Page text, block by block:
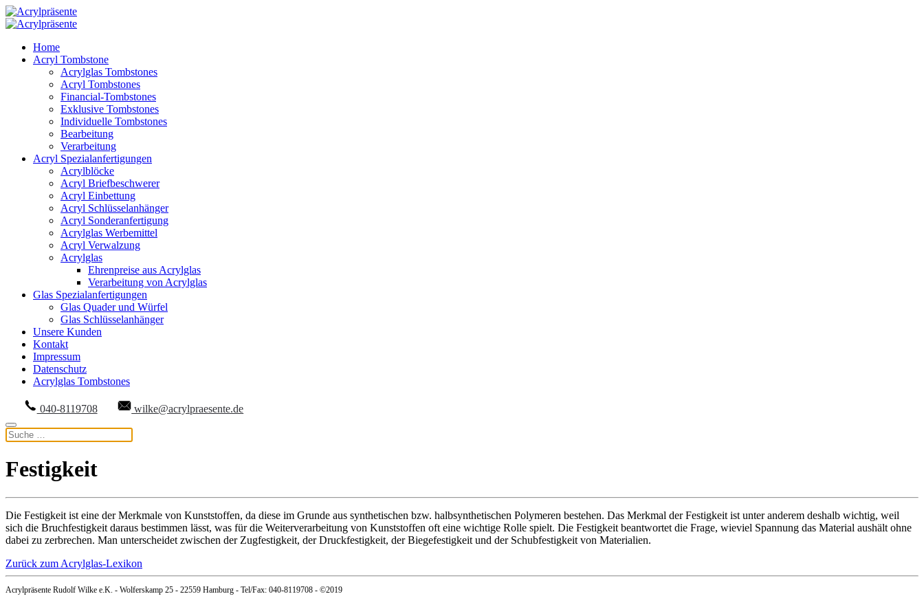
Home
Acryl Tombstone
Acrylglas Tombstones
Acryl Tombstones
Financial-Tombstones
Exklusive Tombstones
Individuelle Tombstones
Bearbeitung
Verarbeitung
Acryl Spezialanfertigungen
Acrylblöcke
Acryl Briefbeschwerer
Acryl Einbettung
Acryl Schlüsselanhänger
Acryl Sonderanfertigung
Acrylglas Werbemittel
Acryl Verwalzung
Acrylglas
Ehrenpreise aus Acrylglas
Verarbeitung von Acrylglas
Glas Spezialanfertigungen
Glas Quader und Würfel
Glas Schlüsselanhänger
Unsere Kunden
Kontakt
Impressum
Datenschutz
Acrylglas Tombstones
040-8119708 wilke@acrylpraesente.de
Festigkeit
Die Festigkeit ist eine der Merkmale von Kunststoffen, da diese im Grunde aus synthetischen bzw. halbsynthetischen Polymeren bestehen. Das Merkmal der Festigkeit ist unter anderem deshalb wichtig, weil
sich die Bruchfestigkeit daraus bestimmen lässt, was für die Weiterverarbeitung von Kunststoffen oft eine wichtige Rolle spielt. Die Festigkeit beantwortet die Frage, wieviel Spannung das Material aushält ohne
dabei zu zerbrechen. Man unterscheidet zwischen der Zugfestigkeit, der Druckfestigkeit, der Biegefestigkeit und der Schubfestigkeit von Materialien.
Zurück zum Acrylglas-Lexikon
Acrylpräsente Rudolf Wilke e.K. - Wolferskamp 25 - 22559 Hamburg - Tel/Fax: 040-8119708 - ©2019